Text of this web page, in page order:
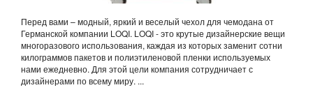
Перед вами – модный, яркий и веселый чехол для чемодана от
Германской компании LOQI. LOQI - это крутые дизайнерские вещи
многоразового использования, каждая из которых заменит сотни
килограммов пакетов и полиэтиленовой пленки используемых
нами ежедневно. Для этой цели компания сотрудничает с
дизайнерами по всему миру. ...